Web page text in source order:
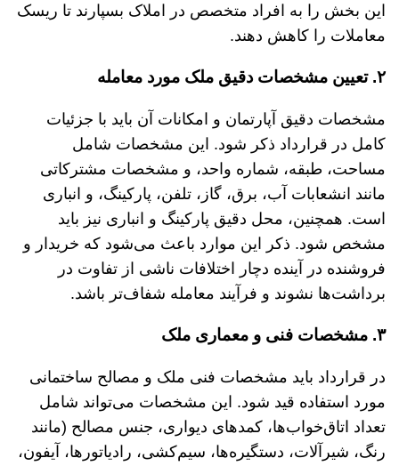
این بخش را به افراد متخصص در املاک بسپارند تا ریسک
معاملات را کاهش دهند.
۲. تعیین مشخصات دقیق ملک مورد معامله
مشخصات دقیق آپارتمان و امکانات آن باید با جزئیات
کامل در قرارداد ذکر شود. این مشخصات شامل
مساحت، طبقه، شماره واحد، و مشخصات مشترکاتی
مانند انشعابات آب، برق، گاز، تلفن، پارکینگ، و انباری
است. همچنین، محل دقیق پارکینگ و انباری نیز باید
مشخص شود. ذکر این موارد باعث می‌شود که خریدار و
فروشنده در آینده دچار اختلافات ناشی از تفاوت در
برداشت‌ها نشوند و فرآیند معامله شفاف‌تر باشد.
۳. مشخصات فنی و معماری ملک
در قرارداد باید مشخصات فنی ملک و مصالح ساختمانی
مورد استفاده قید شود. این مشخصات می‌تواند شامل
تعداد اتاق‌خواب‌ها، کمدهای دیواری، جنس مصالح (مانند
رنگ، شیرآلات، دستگیره‌ها، سیم‌کشی، رادیاتورها، آیفون،